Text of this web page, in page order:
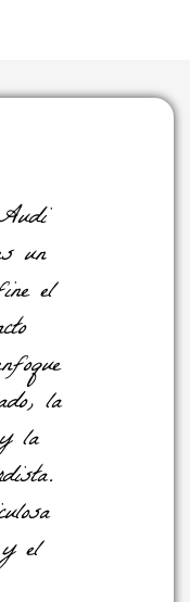
un
el
la
la
el